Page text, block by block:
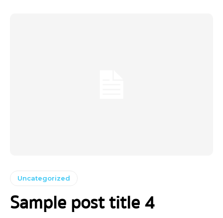
Uncategorized
Sample post title 4